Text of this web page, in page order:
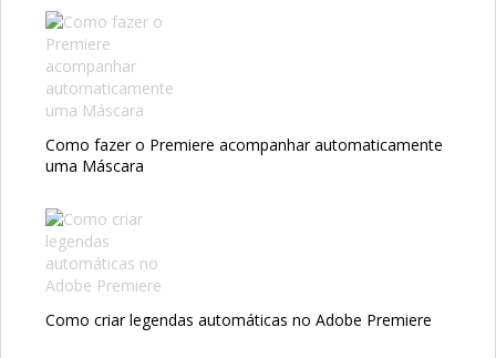
Como fazer o Premiere acompanhar automaticamente
uma Máscara
Como criar legendas automáticas no Adobe Premiere